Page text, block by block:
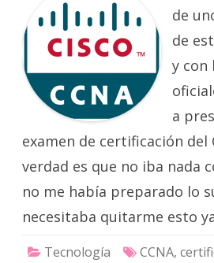
de
de
y con
a
examen de certificación del
verdad es que no iba nada
no me había preparado lo
necesitaba quitarme esto
Tecnología CCNA,